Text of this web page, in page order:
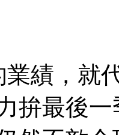
績，就
拚最後